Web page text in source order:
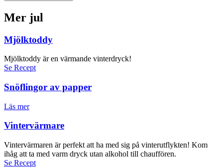
Mer jul
Mjölktoddy
Mjölktoddy är en värmande vinterdryck!
Se Recept
Snöflingor av papper
Läs mer
Vintervärmare
Vintervärmaren är perfekt att ha med sig på vinterutflykten! Kom
ihåg att ta med varm dryck utan alkohol till chauffören.
Se Recept